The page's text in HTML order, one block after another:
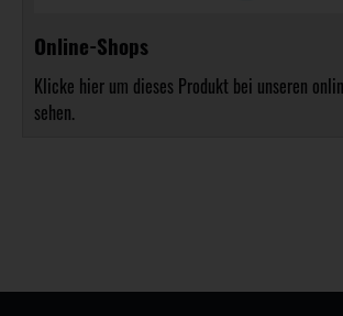
Online-Shops
Klicke hier um dieses Produkt bei unseren
sehen.